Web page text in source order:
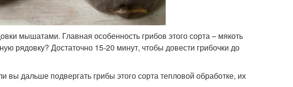
мышатами. Главная особенность грибов этого сорта – мякоть
рядовку? Достаточно 15-20 минут, чтобы довести грибочки до
вы дальше подвергать грибы этого сорта тепловой обработке, их